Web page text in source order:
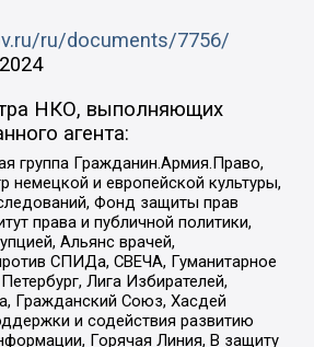
ru/documents/7756/
НКО, выполняющих
агента:
группа Гражданин.Армия.Право,
немецкой и европейской культуры,
Фонд защиты прав
права и публичной политики,
Альянс врачей,
СПИДа, СВЕЧА, Гуманитарное
Лига Избирателей,
Гражданский Союз, Хасдей
и содействия развитию
Горячая Линия, В защиту